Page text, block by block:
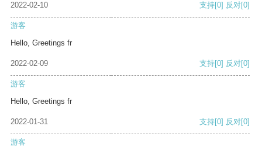
2022-02-10 支持[0] 反对[0]
游客
Hello, Greetings fr
2022-02-09 支持[0] 反对[0]
游客
Hello, Greetings fr
2022-01-31 支持[0] 反对[0]
游客